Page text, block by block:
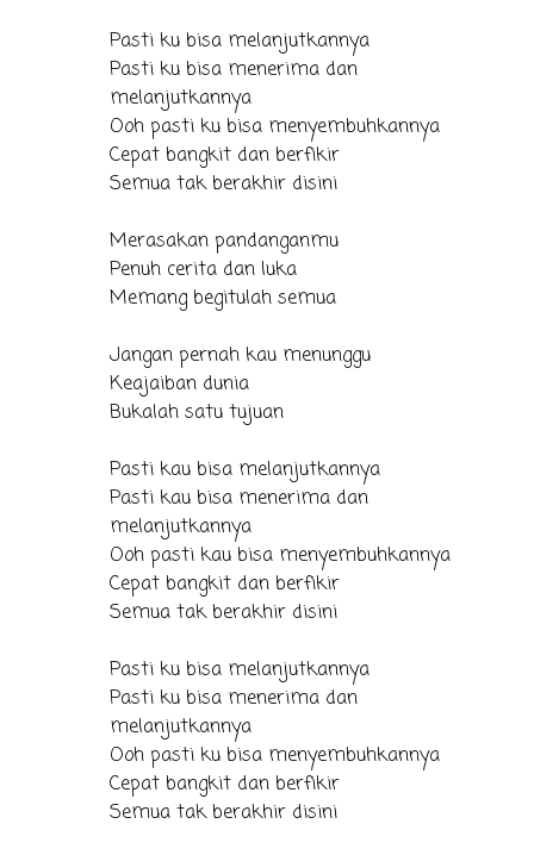
Pasti ku bisa melanjutkannya
Pasti ku bisa menerima dan
melanjutkannya
Ooh pasti ku bisa menyembuhkannya
Cepat bangkit dan berfikir
Semua tak berakhir disini
Merasakan pandanganmu
Penuh cerita dan luka
Memang begitulah semua
Jangan pernah kau menunggu
Keajaiban dunia
Bukalah satu tujuan
Pasti kau bisa melanjutkannya
Pasti kau bisa menerima dan
melanjutkannya
Ooh pasti kau bisa menyembuhkannya
Cepat bangkit dan berfikir
Semua tak berakhir disini
Pasti ku bisa melanjutkannya
Pasti ku bisa menerima dan
melanjutkannya
Ooh pasti ku bisa menyembuhkannya
Cepat bangkit dan berfikir
Semua tak berakhir disini